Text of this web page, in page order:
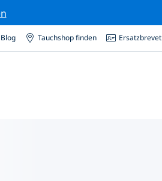
Blog Tauchshop finden Ersatzbrevet